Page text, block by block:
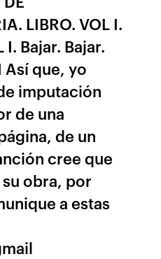
LIBRO. VOL I.
I. Bajar. Bajar.
Así que, yo
imputación
de una
de un
cree que
obra, por
a estas